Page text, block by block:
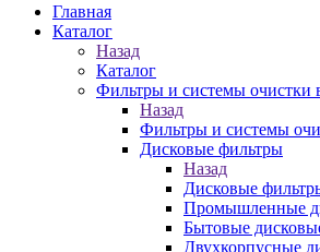
Главная
Каталог
Назад
Каталог
Фильтры и системы очистки
Назад
Фильтры и системы
Дисковые фильтры
Назад
Дисковые
Промышленные
Бытовые
Двухкорпусные